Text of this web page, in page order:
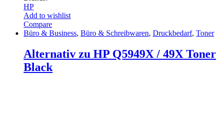
HP
Add to wishlist
Compare
Büro & Business, Büro & Schreibwaren, Druckbedarf, Toner
Alternativ zu HP Q5949X / 49X Toner
Black